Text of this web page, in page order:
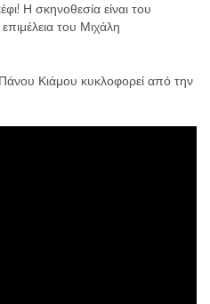
Η σκηνοθεσία είναι του
του Μιχάλη
Κιάμου κυκλοφορεί από την